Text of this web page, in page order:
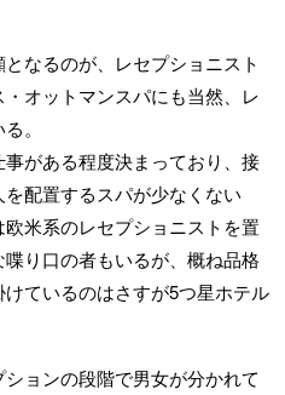
なるのが、レセプショニスト
オットマンスパにも当然、レ
。
がある程度決まっており、接
配置するスパが少なくない
米系のレセプショニストを置
り口の者もいるが、概ね品格
ているのはさすが5つ星ホテル
ョンの段階で男女が分かれて